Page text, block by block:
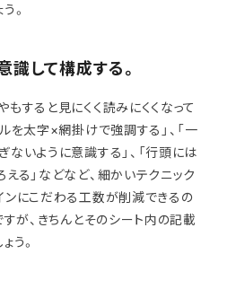
。
識して構成する。
すると見にくく読みにくくなって
を太字×網掛けで強調する」、「一
いように意識する」、「行頭には
る」などなど、細かいテクニック
ンにこだわる工数が削減できるの
が、きちんとそのシート内の記載
う。